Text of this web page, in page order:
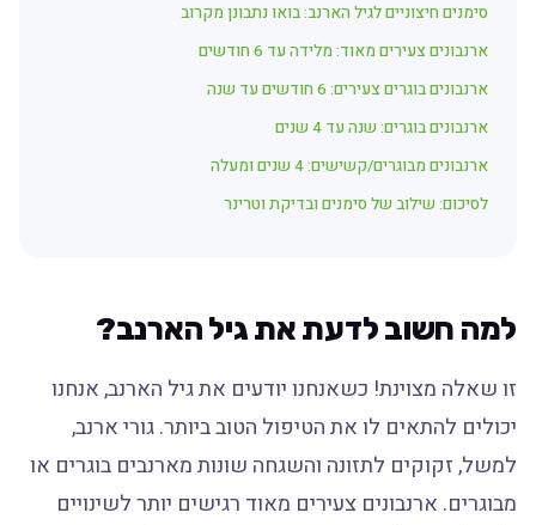
סימנים חיצוניים לגיל הארנב: בואו נתבונן מקרוב
ארנבונים צעירים מאוד: מלידה עד 6 חודשים
ארנבונים בוגרים צעירים: 6 חודשים עד שנה
ארנבונים בוגרים: שנה עד 4 שנים
ארנבונים מבוגרים/קשישים: 4 שנים ומעלה
לסיכום: שילוב של סימנים ובדיקת וטרינר
למה חשוב לדעת את גיל הארנב?
זו שאלה מצוינת! כשאנחנו יודעים את גיל הארנב, אנחנו
יכולים להתאים לו את הטיפול הטוב ביותר. גורי ארנב,
למשל, זקוקים לתזונה והשגחה שונות מארנבים בוגרים או
מבוגרים. ארנבונים צעירים מאוד רגישים יותר לשינויים